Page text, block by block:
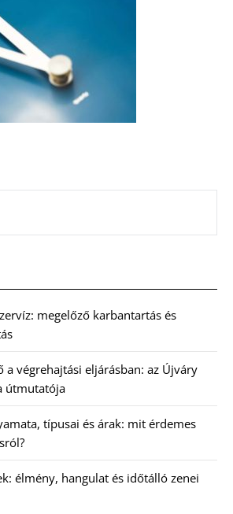
megelőző karbantartás és
a végrehajtási eljárásban: az Újváry
útmutatója
típusai és árak: mit érdemes
élmény, hangulat és időtálló zenei